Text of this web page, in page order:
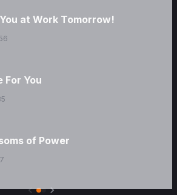
at Work Tomorrow!
For You
of Power